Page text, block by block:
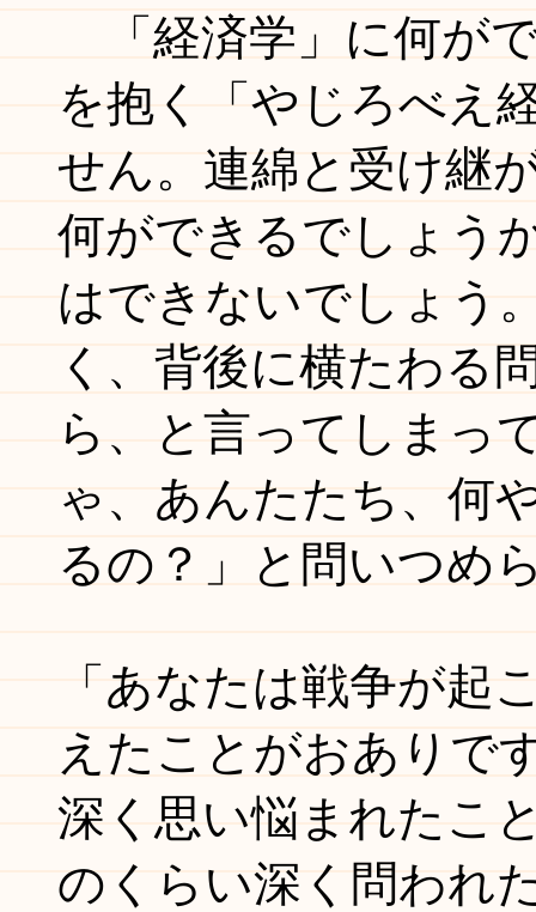
「経済学」に何が
を抱く「やじろべえ
せん。連綿と受け継
何ができるでしょう
はできないでしょう
く、背後に横たわる
ら、と言ってしまっ
ゃ、あんたたち、何
るの？」と問いつめ
「あなたは戦争が起
えたことがおありで
深く思い悩まれたこ
のくらい深く問われ